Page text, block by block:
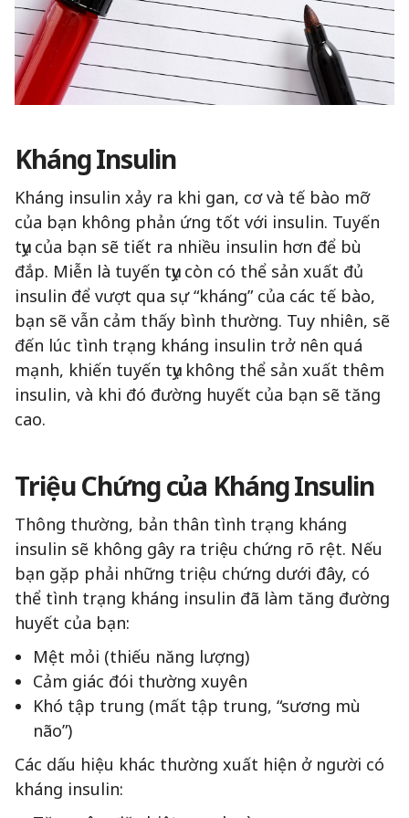
Kháng Insulin
Kháng insulin xảy ra khi gan, cơ và tế bào mỡ
của bạn không phản ứng tốt với insulin. Tuyến
tụy của bạn sẽ tiết ra nhiều insulin hơn để bù
đắp. Miễn là tuyến tụy còn có thể sản xuất đủ
insulin để vượt qua sự “kháng” của các tế bào,
bạn sẽ vẫn cảm thấy bình thường. Tuy nhiên, sẽ
đến lúc tình trạng kháng insulin trở nên quá
mạnh, khiến tuyến tụy không thể sản xuất thêm
insulin, và khi đó đường huyết của bạn sẽ tăng
cao.
Triệu Chứng của Kháng Insulin
Thông thường, bản thân tình trạng kháng
insulin sẽ không gây ra triệu chứng rõ rệt. Nếu
bạn gặp phải những triệu chứng dưới đây, có
thể tình trạng kháng insulin đã làm tăng đường
huyết của bạn:
Mệt mỏi (thiếu năng lượng)
Cảm giác đói thường xuyên
Khó tập trung (mất tập trung, “sương mù
não”)
Các dấu hiệu khác thường xuất hiện ở người có
kháng insulin: